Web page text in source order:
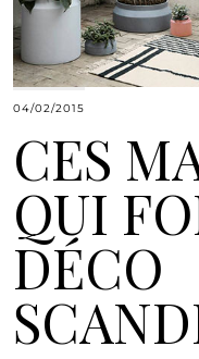
04/02/2015
CES
QUI
DÉCO